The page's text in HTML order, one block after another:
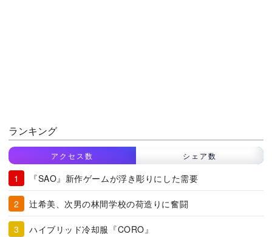
ランキング
アクセス数 シェア数
『SAO』新作ゲームが浮き彫りにした需要
辻希美、次男の林間学校の荷造りに奮闘
ハイブリッド冷却服『CORO』